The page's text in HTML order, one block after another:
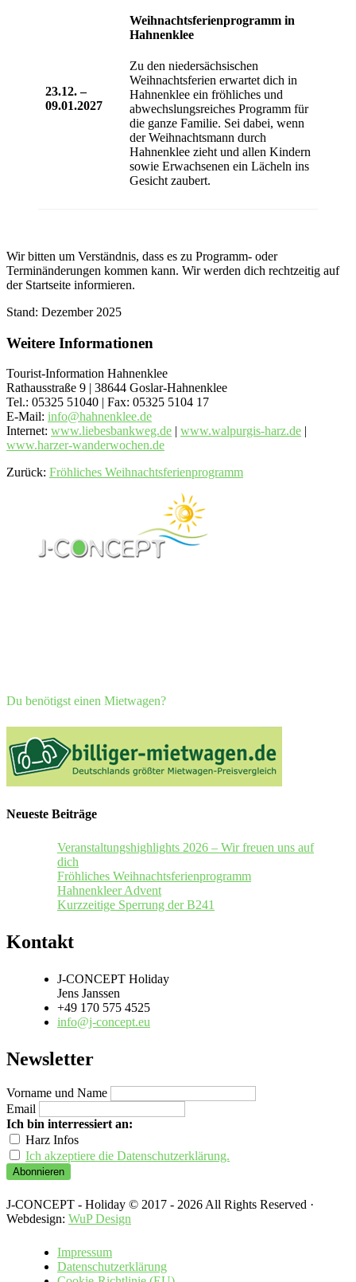
23.12. –
09.01.2027
Weihnachtsferienprogramm in
Hahnenklee
Zu den niedersächsischen
Weihnachtsferien erwartet dich in
Hahnenklee ein fröhliches und
abwechslungsreiches Programm für
die ganze Familie. Sei dabei, wenn
der Weihnachtsmann durch
Hahnenklee zieht und allen Kindern
sowie Erwachsenen ein Lächeln ins
Gesicht zaubert.
Wir bitten um Verständnis, dass es zu Programm- oder
Terminänderungen kommen kann. Wir werden dich rechtzeitig auf
der Startseite informieren.
Stand: Dezember 2025
Weitere Informationen
Tourist-Information Hahnenklee
Rathausstraße 9 | 38644 Goslar-Hahnenklee
Tel.: 05325 51040 | Fax: 05325 5104 17
E-Mail: info@hahnenklee.de
Internet: www.liebesbankweg.de | www.walpurgis-harz.de |
www.harzer-wanderwochen.de
Zurück: Fröhliches Weihnachtsferienprogramm
Du benötigst einen Mietwagen?
Neueste Beiträge
Veranstaltungshighlights 2026 – Wir freuen uns auf
dich
Fröhliches Weihnachtsferienprogramm
Hahnenkleer Advent
Kurzzeitige Sperrung der B241
Kontakt
J-CONCEPT Holiday
Jens Janssen
+49 170 575 4525
info@j-concept.eu
Newsletter
Vorname und Name
Email
Ich bin interressiert an:
Harz Infos
Ich akzeptiere die Datenschutzerklärung.
J-CONCEPT - Holiday © 2017 - 2026 All Rights Reserved ·
Webdesign: WuP Design
Impressum
Datenschutzerklärung